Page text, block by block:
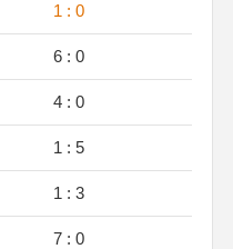
1 : 0
6 : 0
4 : 0
1 : 5
1 : 3
7 : 0